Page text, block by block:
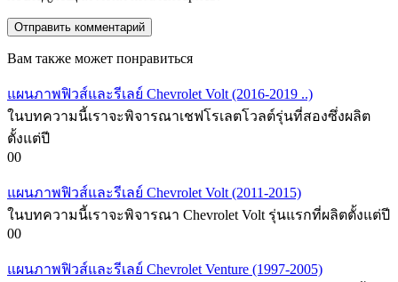
Вам также может понравиться
แผนภาพฟิวส์และรีเลย์ Chevrolet Volt (2016-2019 ..)
ในบทความนี้เราจะพิจารณาเชฟโรเลตโวลต์รุ่นที่สองซึ่งผลิต
ตั้งแต่ปี
00
แผนภาพฟิวส์และรีเลย์ Chevrolet Volt (2011-2015)
ในบทความนี้เราจะพิจารณา Chevrolet Volt รุ่นแรกที่ผลิตตั้งแต่ปี
00
แผนภาพฟิวส์และรีเลย์ Chevrolet Venture (1997-2005)